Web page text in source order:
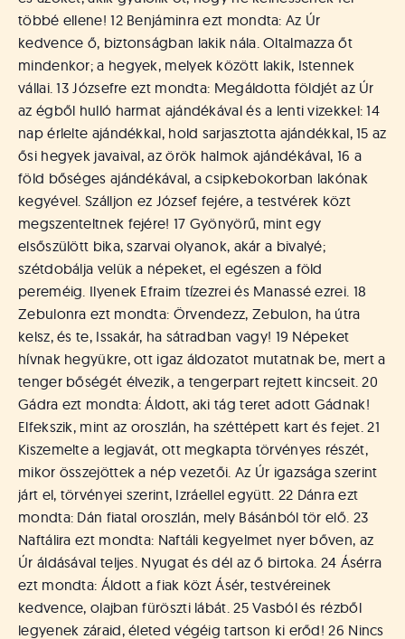
többé ellene! 12 Benjáminra ezt mondta: Az Úr
kedvence ő, biztonságban lakik nála. Oltalmazza őt
mindenkor; a hegyek, melyek között lakik, Istennek
vállai. 13 Józsefre ezt mondta: Megáldotta földjét az Úr
az égből hulló harmat ajándékával és a lenti vizekkel: 14
nap érlelte ajándékkal, hold sarjasztotta ajándékkal, 15 az
ősi hegyek javaival, az örök halmok ajándékával, 16 a
föld bőséges ajándékával, a csipkebokorban lakónak
kegyével. Szálljon ez József fejére, a testvérek közt
megszenteltnek fejére! 17 Gyönyörű, mint egy
elsőszülött bika, szarvai olyanok, akár a bivalyé;
szétdobálja velük a népeket, el egészen a föld
pereméig. Ilyenek Efraim tízezrei és Manassé ezrei. 18
Zebulonra ezt mondta: Örvendezz, Zebulon, ha útra
kelsz, és te, Issakár, ha sátradban vagy! 19 Népeket
hívnak hegyükre, ott igaz áldozatot mutatnak be, mert a
tenger bőségét élvezik, a tengerpart rejtett kincseit. 20
Gádra ezt mondta: Áldott, aki tág teret adott Gádnak!
Elfekszik, mint az oroszlán, ha széttépett kart és fejet. 21
Kiszemelte a legjavát, ott megkapta törvényes részét,
mikor összejöttek a nép vezetői. Az Úr igazsága szerint
járt el, törvényei szerint, Izráellel együtt. 22 Dánra ezt
mondta: Dán fiatal oroszlán, mely Básánból tör elő. 23
Naftálira ezt mondta: Naftáli kegyelmet nyer bőven, az
Úr áldásával teljes. Nyugat és dél az ő birtoka. 24 Ásérra
ezt mondta: Áldott a fiak közt Ásér, testvéreinek
kedvence, olajban füröszti lábát. 25 Vasból és rézből
legyenek záraid, életed végéig tartson ki erőd! 26 Nincs